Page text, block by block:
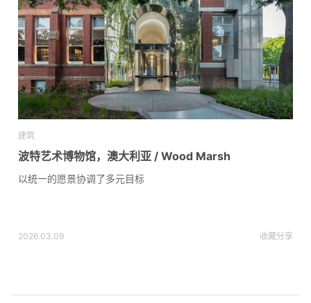
建筑
波特艺术博物馆，澳大利亚 / Wood Marsh
以统一的愿景协调了多元目标
2026.03.09 收藏分享